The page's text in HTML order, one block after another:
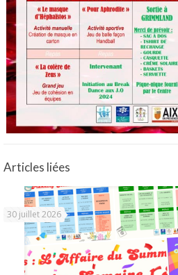
Articles liées
30 juillet 2026